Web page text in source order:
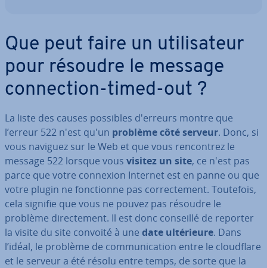
Que peut faire un uti­li­sa­teur
pour résoudre le message
con­nec­tion-timed-out ?
La liste des causes possibles d'erreurs montre que
l’erreur 522 n'est qu'un problème côté serveur. Donc, si
vous naviguez sur le Web et que vous ren­con­trez le
message 522 lorsque vous visitez un site, ce n'est pas
parce que votre connexion Internet est en panne ou que
votre plugin ne fonc­tionne pas cor­rec­te­ment. Toutefois,
cela signifie que vous ne pouvez pas résoudre le
problème di­rec­te­ment. Il est donc conseillé de reporter
la visite du site convoité à une date ul­té­rieure. Dans
l’idéal, le problème de com­mu­ni­ca­tion entre le cloud­flare
et le serveur a été résolu entre temps, de sorte que la